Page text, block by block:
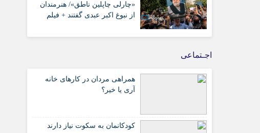
«چارلی چاپلین ناطق»/ هنرمندان
از نبوغ اکبر عبدی گفتند + فیلم
اجـتماعی
همراهی مردان در کارهای خانه
آری یا خیر؟
کودکانمان به سکوت نیاز دارند